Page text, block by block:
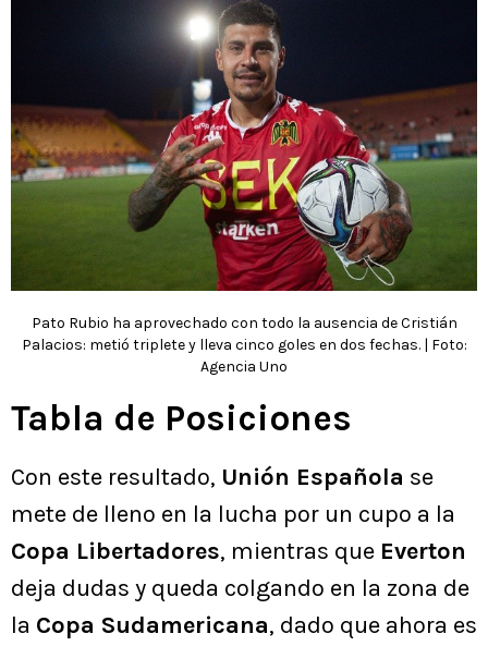
Pato Rubio ha aprovechado con todo la ausencia de Cristián
Palacios: metió triplete y lleva cinco goles en dos fechas. | Foto:
Agencia Uno
Tabla de Posiciones
Con este resultado, Unión Española se
mete de lleno en la lucha por un cupo a la
Copa Libertadores, mientras que Everton
deja dudas y queda colgando en la zona de
la Copa Sudamericana, dado que ahora es